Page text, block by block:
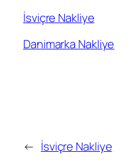
İsviçre Nakliye
Danimarka Nakliye
← İsviçre Nakliye